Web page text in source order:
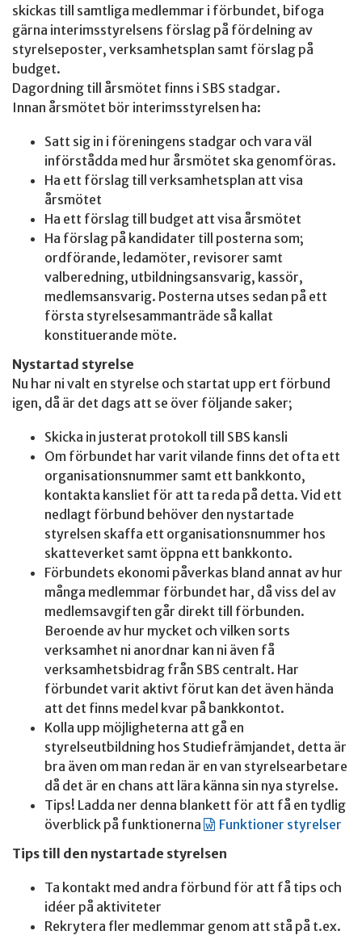
skickas till samtliga medlemmar i förbundet, bifoga
gärna interimsstyrelsens förslag på fördelning av
styrelseposter, verksamhetsplan samt förslag på
budget.
Dagordning till årsmötet finns i SBS stadgar.
Innan årsmötet bör interimsstyrelsen ha:
Satt sig in i föreningens stadgar och vara väl
införstådda med hur årsmötet ska genomföras.
Ha ett förslag till verksamhetsplan att visa
årsmötet
Ha ett förslag till budget att visa årsmötet
Ha förslag på kandidater till posterna som;
ordförande, ledamöter, revisorer samt
valberedning, utbildningsansvarig, kassör,
medlemsansvarig. Posterna utses sedan på ett
första styrelsesammanträde så kallat
konstituerande möte.
Nystartad styrelse
Nu har ni valt en styrelse och startat upp ert förbund
igen, då är det dags att se över följande saker;
Skicka in justerat protokoll till SBS kansli
Om förbundet har varit vilande finns det ofta ett
organisationsnummer samt ett bankkonto,
kontakta kansliet för att ta reda på detta. Vid ett
nedlagt förbund behöver den nystartade
styrelsen skaffa ett organisationsnummer hos
skatteverket samt öppna ett bankkonto.
Förbundets ekonomi påverkas bland annat av hur
många medlemmar förbundet har, då viss del av
medlemsavgiften går direkt till förbunden.
Beroende av hur mycket och vilken sorts
verksamhet ni anordnar kan ni även få
verksamhetsbidrag från SBS centralt. Har
förbundet varit aktivt förut kan det även hända
att det finns medel kvar på bankkontot.
Kolla upp möjligheterna att gå en
styrelseutbildning hos Studiefrämjandet, detta är
bra även om man redan är en van styrelsearbetare
då det är en chans att lära känna sin nya styrelse.
Tips! Ladda ner denna blankett för att få en tydlig
överblick på funktionerna
Funktioner styrelser
Tips till den nystartade styrelsen
Ta kontakt med andra förbund för att få tips och
idéer på aktiviteter
Rekrytera fler medlemmar genom att stå på t.ex.